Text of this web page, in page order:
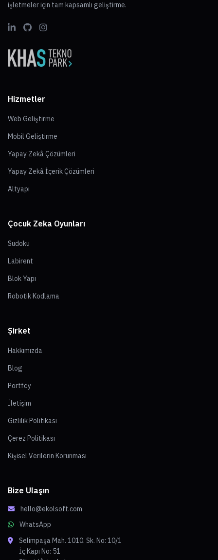
işletmeler için tam kapsamlı geliştirme.
Hizmetler
Web Geliştirme
Mobil Geliştirme
Yapay Zekâ Çözümleri
Yapay Zekâ İçerik Çözümleri
Altyapı
Çocuk Zeka Oyunları
Sudoku
Labirent
Blok Yapı
Robotik Kodlama
Şirket
Hakkımızda
Blog
Portföy
İletişim
Gizlilik Politikası
Çerez Politikası
Kişisel Verilerin Korunması
Bize Ulaşın
hello@ekolsoft.com
WhatsApp
Selimpaşa Mah. 1010. Sk. No: 10/1
İç Kapı No: 51